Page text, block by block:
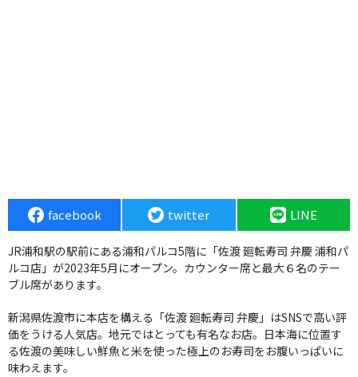
facebook twitter LINE
JR浦和駅の駅前にある浦和パルコ5階に「佐渡 廻転寿司 弁慶 浦和パ
ルコ店」が2023年5月にオープン。カウンター席と最大６名のテー
ブル席があります。
新潟県佐渡市に本店を構える「佐渡 廻転寿司 弁慶」はSNSで高い評
価をうける人気店。地元ではとっても有名なお店。日本海に位置す
る佐渡の美味しい鮮魚と米を使った極上のお寿司をお腹いっぱいに
味わえます。